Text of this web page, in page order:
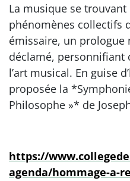
La musique se trouvant
phénomènes collectifs
émissaire, un prologue
déclamé, personnifiant
l’art musical. En guise
proposée la
Philosophe »* de
https://
agenda/hommage-a-